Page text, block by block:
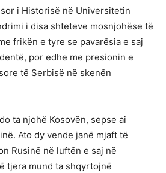
i Historisë në Universitetin
i disa shteteve mosnjohëse të
frikën e tyre se pavarësia e saj
por edhe me presionin e
të Serbisë në skenën
ta njohë Kosovën, sepse ai
Ato dy vende janë mjaft të
Rusinë në luftën e saj në
tjera mund ta shqyrtojnë